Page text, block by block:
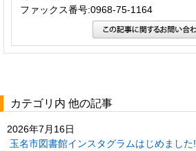
ファックス番号:0968-75-1164
カテゴリ内 他の記事
2026年7月16日
玉名市図書館インスタグラムはじめました!